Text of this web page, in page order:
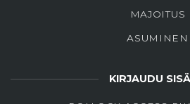
MAJOITUS
ASUMINEN
KIRJAUDU